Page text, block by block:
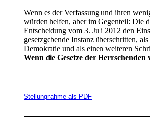
Wenn es der Verfassung und ihren
würden helfen, aber im Gegenteil: Die
Entscheidung vom 3. Juli 2012 den
gesetzgebende Instanz überschritten,
Demokratie und als einen weiteren
Wenn die Gesetze der
Stellungnahme als PDF